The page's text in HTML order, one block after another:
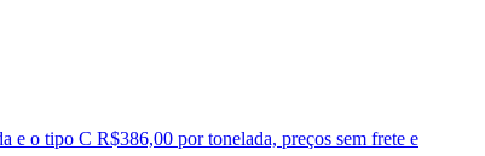
e o tipo C R$386,00 por tonelada, preços sem frete e